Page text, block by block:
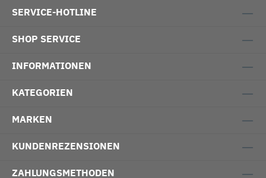
SERVICE-HOTLINE
SHOP SERVICE
INFORMATIONEN
KATEGORIEN
MARKEN
KUNDENREZENSIONEN
ZAHLUNGSMETHODEN